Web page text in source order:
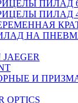
ПИЛАД
ПИЛАД
НА
И
OPTICS